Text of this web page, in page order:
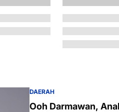
DAERAH
Ooh Darmawan,